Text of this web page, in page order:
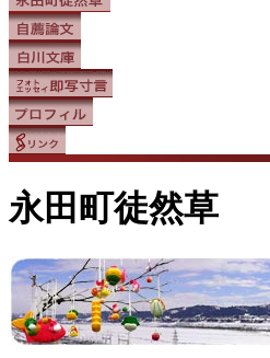
永田町徒然草